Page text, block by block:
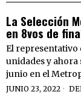
La Selección
en 8vos de
El representativo
unidades y ahora
junio en el
JUNIO 23, 2022